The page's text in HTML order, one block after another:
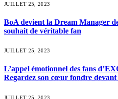
JUILLET 25, 2023
BoA devient la Dream Manager
souhait de véritable fan
JUILLET 25, 2023
L’appel émotionnel des fans
Regardez son cœur fondre devant
JUILLET 25, 2023